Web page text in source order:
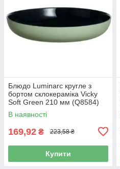
Блюдо Luminarc кругле з
бортом склокераміка Vicky
Soft Green 210 мм (Q8584)
В наявності
169,92 ₴ 223,58 ₴
Купити